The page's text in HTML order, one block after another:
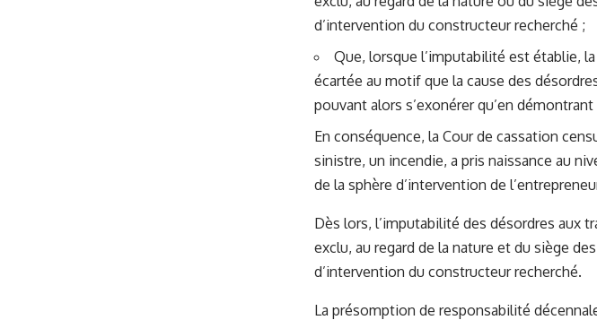
d’intervention du constructeur recherché ;
Que, lorsque l’imputabilité est établie,
écartée au motif que la cause des
pouvant alors s’exonérer qu’en
En conséquence, la Cour de cassation
sinistre, un incendie, a pris naissance au
de la sphère d’intervention de
Dès lors, l’imputabilité des désordres aux
exclu, au regard de la nature et du siège
d’intervention du constructeur recherché.
La présomption de responsabilité